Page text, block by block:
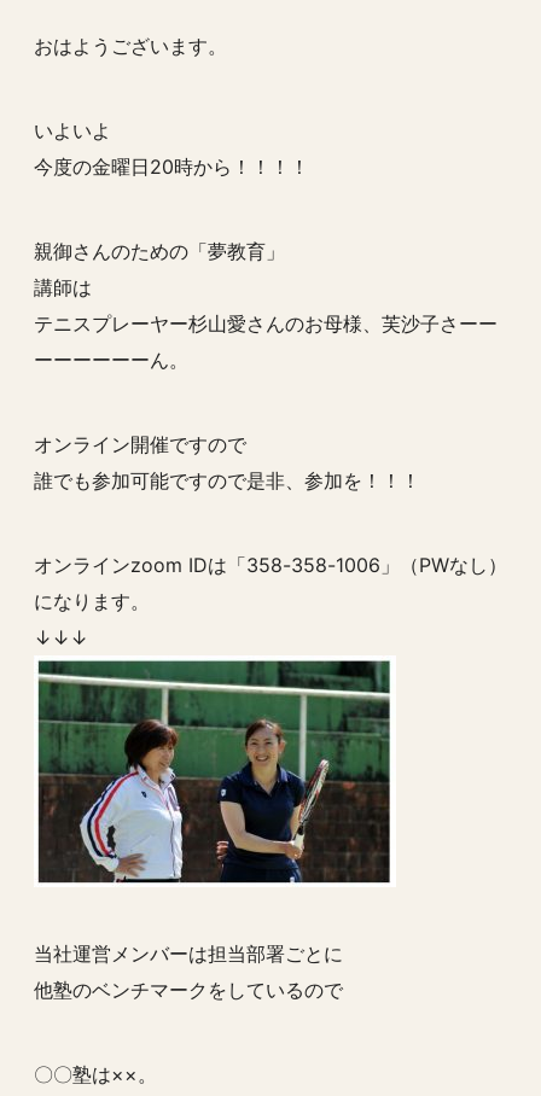
おはようございます。
いよいよ
今度の金曜日20時から！！！！
親御さんのための「夢教育」
講師は
テニスプレーヤー杉山愛さんのお母様、芙沙子さーー
ーーーーーーん。
オンライン開催ですので
誰でも参加可能ですので是非、参加を！！！
オンラインzoom IDは「358-358-1006」（PWなし）
になります。
↓↓↓
当社運営メンバーは担当部署ごとに
他塾のベンチマークをしているので
〇〇塾は××。